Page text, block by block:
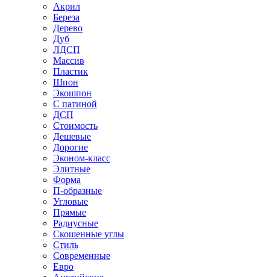
Акрил
Береза
Дерево
Дуб
ЛДСП
Массив
Пластик
Шпон
Экошпон
С патиной
ДСП
Стоимость
Дешевые
Дорогие
Эконом-класс
Элитные
Форма
П-образные
Угловые
Прямые
Радиусные
Скошенные углы
Стиль
Современные
Евро